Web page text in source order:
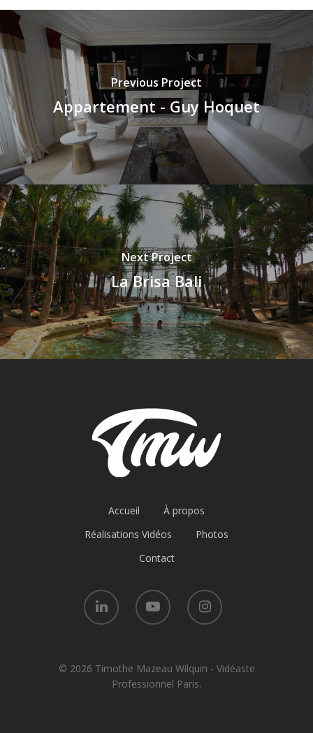
Previous Project
Appartement - Guy Hoquet
Next Project
La Brisa Bali
Accueil
À propos
Réalisations Vidéos
Photos
Contact
© 2026 Timothe Mazeau Wilquin - Vidéaste
Professionnel Paris.